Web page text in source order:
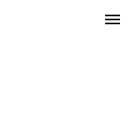
menu